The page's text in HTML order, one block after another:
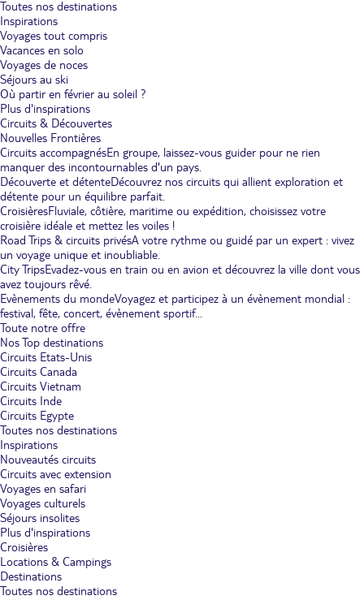
Toutes nos destinations
Inspirations
Voyages tout compris
Vacances en solo
Voyages de noces
Séjours au ski
Où partir en février au soleil ?
Plus d'inspirations
Circuits & Découvertes
Nouvelles Frontières
Circuits accompagnésEn groupe, laissez-vous guider pour ne rien
manquer des incontournables d'un pays.
Découverte et détenteDécouvrez nos circuits qui allient exploration et
détente pour un équilibre parfait.
CroisièresFluviale, côtière, maritime ou expédition, choisissez votre
croisière idéale et mettez les voiles !
Road Trips & circuits privésA votre rythme ou guidé par un expert : vivez
un voyage unique et inoubliable.
City TripsEvadez-vous en train ou en avion et découvrez la ville dont vous
avez toujours rêvé.
Evènements du mondeVoyagez et participez à un évènement mondial :
festival, fête, concert, évènement sportif...
Toute notre offre
Nos Top destinations
Circuits Etats-Unis
Circuits Canada
Circuits Vietnam
Circuits Inde
Circuits Egypte
Toutes nos destinations
Inspirations
Nouveautés circuits
Circuits avec extension
Voyages en safari
Voyages culturels
Séjours insolites
Plus d'inspirations
Croisières
Locations & Campings
Destinations
Toutes nos destinations